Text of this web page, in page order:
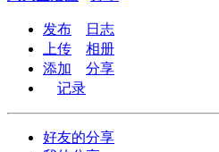
发布
日志
上传
相册
添加
分享
记录
好友的分享